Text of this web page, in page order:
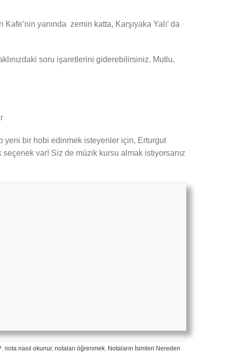
yanında zemin katta, Karşıyaka Yalı’ da
soru işaretlerini giderebilirsiniz. Mutlu,
yeni bir hobi edinmek isteyenler için, Erturgut
seçenek var! Siz de müzik kursu almak istiyorsanız
, nota nasıl okunur, notaları öğrenmek, Notaların İsimleri Nereden